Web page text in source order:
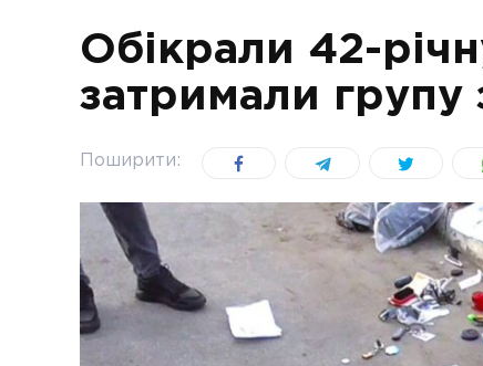
УКРАЇНА
Обікрали 42-
затримали групу
Поширити: